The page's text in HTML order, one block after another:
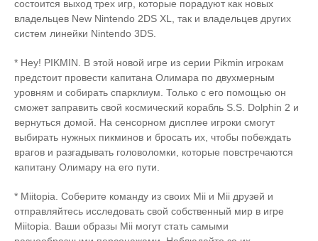
состоится выход трех игр, которые порадуют как новых
владельцев New Nintendo 2DS XL, так и владельцев других
систем линейки Nintendo 3DS.
* Hey! PIKMIN. В этой новой игре из серии Pikmin игрокам
предстоит провести капитана Олимара по двухмерным
уровням и собирать спарклиум. Только с его помощью он
сможет заправить свой космический корабль S.S. Dolphin 2 и
вернуться домой. На сенсорном дисплее игроки смогут
выбирать нужных пикминов и бросать их, чтобы побеждать
врагов и разгадывать головоломки, которые повстречаются
капитану Олимару на его пути.
* Miitopia. Соберите команду из своих Mii и Mii друзей и
отправляйтесь исследовать свой собственный мир в игре
Miitopia. Ваши образы Mii могут стать самыми